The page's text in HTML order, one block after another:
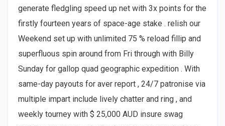
generate fledgling speed up net with 3x points for the
firstly fourteen years of space-age stake . relish our
Weekend set up with unlimited 75 % reload fillip and
superfluous spin around from Fri through with Billy
Sunday for gallop quad geographic expedition . With
same-day payouts for aver report , 24/7 patronise via
multiple impart include lively chatter and ring , and
weekly tourney with $ 25,000 AUD insure swag